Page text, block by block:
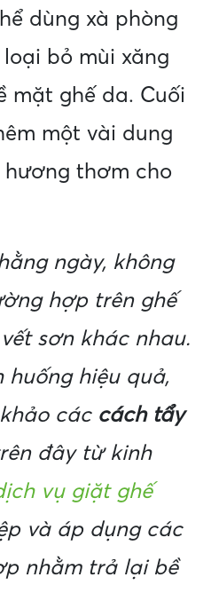
dùng xà phòng
bỏ mùi xăng
mặt ghế da. Cuối
một vài dung
thơm cho
ngày, không
hợp trên ghế
sơn khác nhau.
hiệu quả,
các cách tẩy
đây từ kinh
vụ giặt ghế
và áp dụng các
nhằm trả lại bề